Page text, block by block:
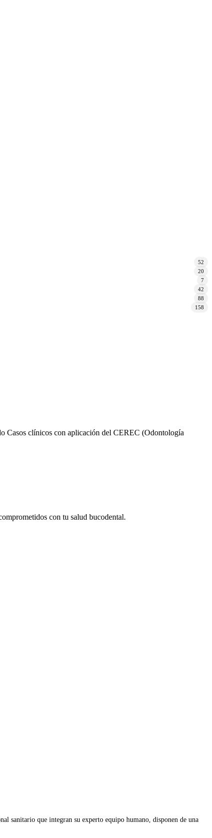
52
20
7
42
88
158
Casos clínicos con aplicación del CEREC (Odontología
con tu salud bucodental.
sanitario que integran su experto equipo humano, disponen de una